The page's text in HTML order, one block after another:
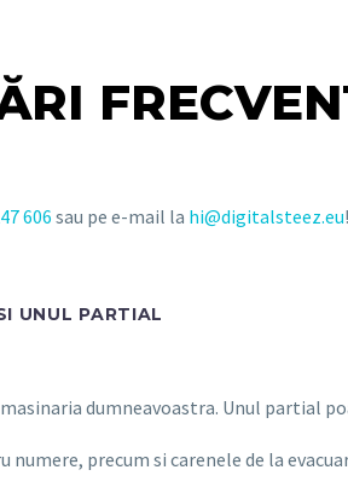
606sau pe e-mail la hi@digitalsteez.eu!
UNUL PARTIAL
dumneavoastra. Unul partial
precum si carenele de la